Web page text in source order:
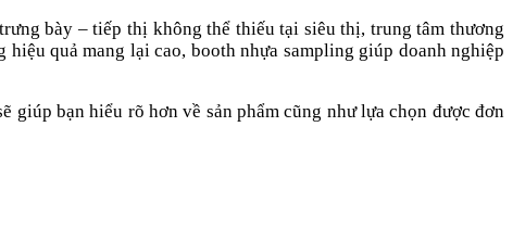
bày – tiếp thị không thể thiếu tại siêu thị, trung tâm thương
quả mang lại cao, booth nhựa sampling giúp doanh nghiệp
giúp bạn hiểu rõ hơn về sản phẩm cũng như lựa chọn được đơn